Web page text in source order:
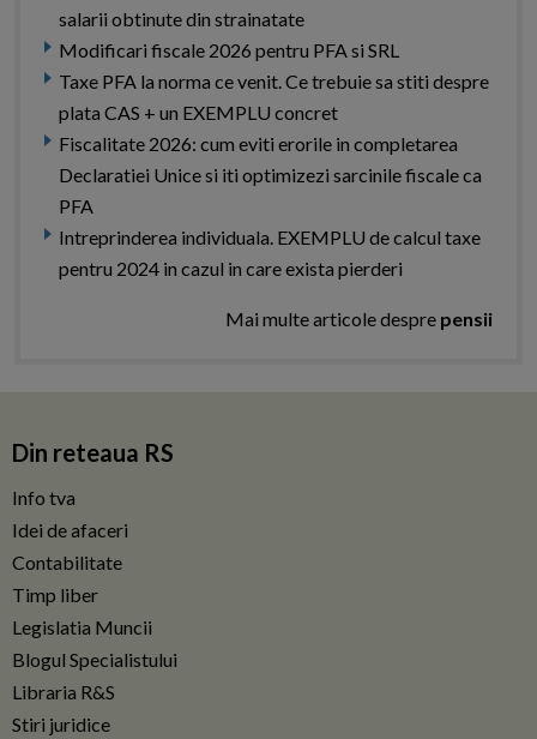
salarii obtinute din strainatate
Modificari fiscale 2026 pentru PFA si SRL
Taxe PFA la norma ce venit. Ce trebuie sa stiti despre
plata CAS + un EXEMPLU concret
Fiscalitate 2026: cum eviti erorile in completarea
Declaratiei Unice si iti optimizezi sarcinile fiscale ca
PFA
Intreprinderea individuala. EXEMPLU de calcul taxe
pentru 2024 in cazul in care exista pierderi
Mai multe articole despre pensii
Din reteaua RS
Info tva
Idei de afaceri
Contabilitate
Timp liber
Legislatia Muncii
Blogul Specialistului
Libraria R&S
Stiri juridice